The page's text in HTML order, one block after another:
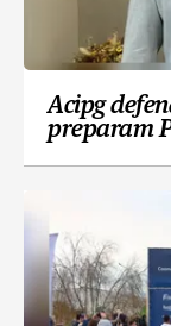
Acipg
preparam